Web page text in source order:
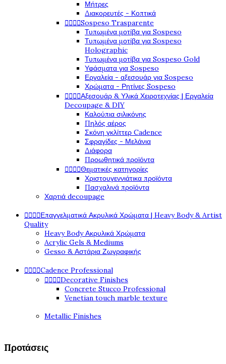
Μήτρες
Διακορευτές - Κοπτικά
Sospeso Trasparente
Τυπωμένα μοτίβα για Sospeso
Τυπωμένα μοτίβα για Sospeso
Holographic
Τυπωμένα μοτίβα για Sospeso Gold
Υφάσματα για Sospeso
Εργαλεία - αξεσουάρ για Sospeso
Χρώματα - Ρητίνες Sospeso
Αξεσουάρ & Υλικά Χειροτεχνίας | Εργαλεία
Decoupage & DIY
Καλούπια σιλικόνης
Πηλός αέρος
Σκόνη γκλίττερ Cadence
Σφραγίδες - Μελάνια
Διάφορα
Προωθητικά προϊόντα
Θεματικές κατηγορίες
Χριστουγεννιάτικα προϊόντα
Πασχαλινά προϊόντα
Χαρτιά decoupage
Επαγγελματικά Ακρυλικά Χρώματα | Heavy Body & Artist
Quality
Heavy Body Ακρυλικά Χρώματα
Acrylic Gels & Mediums
Gesso & Αστάρια Ζωγραφικής
Cadence Professional
Decorative Finishes
Concrete Stucco Professional
Venetian touch marble texture
Metallic Finishes
Προτάσεις